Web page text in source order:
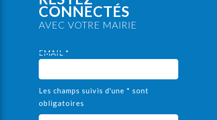
CONNECTÉS
AVEC VOTRE MAIRIE
EMAIL *
Les champs suivis d'une * sont
obligatoires